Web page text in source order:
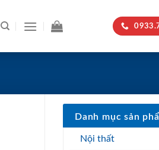
Danh mục sản
Nội thất